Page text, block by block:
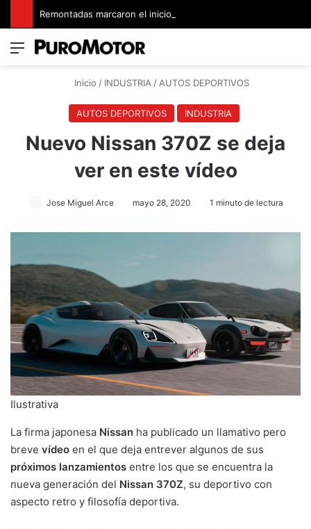
Menú
Inicio / INDUSTRIA / AUTOS DEPORTIVOS
AUTOS DEPORTIVOS INDUSTRIA
Nuevo Nissan 370Z se deja
ver en este vídeo
Jose Miguel Arce mayo 28, 2020 1 minuto de lectura
Ilustrativa
La firma japonesa Nissan ha publicado un llamativo pero
breve vídeo en el que deja entrever algunos de sus
próximos lanzamientos entre los que se encuentra la
nueva generación del Nissan 370Z, su deportivo con
aspecto retro y filosofía deportiva.